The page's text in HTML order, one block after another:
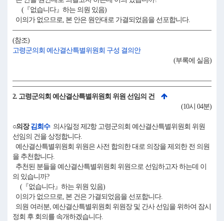
(『없습니다』하는 의원 있음)
이의가 없으므로, 본 안은 원안대로 가결되었음을 선포합니다.
(참조)
고령군의회 예산결산특별위원회 구성 결의안
(부록에 실음)
2. 고령군의회 예산결산특별위원회 위원 선임의 건
(10시 04분)
○의장김희수의사일정 제2항 고령군의회 예산결산특별위원회 위원
선임의 건을 상정합니다.
예산결산특별위원회 위원은 사전 합의한 대로 의장을 제외한 전 의원
을 추천합니다.
추천된 분들을 예산결산특별위원회 위원으로 선임하고자 하는데 이
의 있습니까?
(『없습니다』하는 위원 있음)
이의가 없으므로, 본 건은 가결되었음을 선포합니다.
의원 여러분, 예산결산특별위원회 위원장 및 간사 선임을 위하여 잠시
정회 후 회의를 속개하겠습니다.